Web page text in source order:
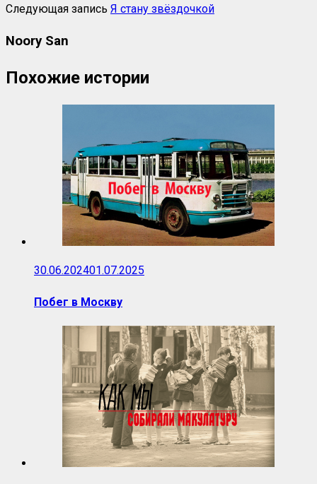
Следующая запись Я стану звёздочкой
Noory San
Похожие истории
30.06.202401.07.2025
Побег в Москву